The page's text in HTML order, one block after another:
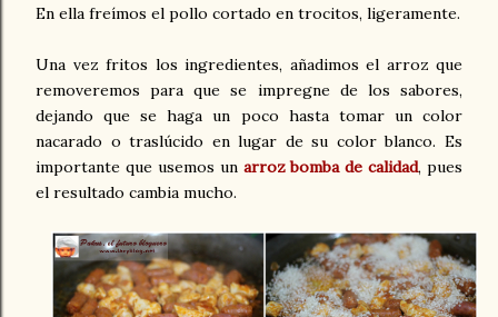
En ella freímos el pollo cortado en trocitos, ligeramente.
Una vez fritos los ingredientes, añadimos el arroz que
removeremos para que se impregne de los sabores,
dejando que se haga un poco hasta tomar un color
nacarado o traslúcido en lugar de su color blanco. Es
importante que usemos un arroz bomba de calidad, pues
el resultado cambia mucho.